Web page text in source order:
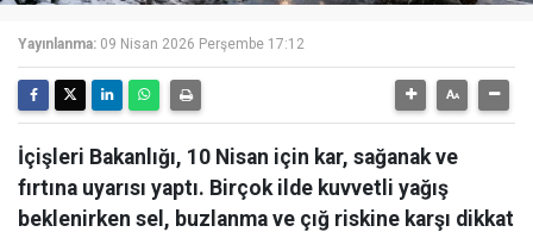
Yayınlanma: 09 Nisan 2026 Perşembe 17:12
İçişleri Bakanlığı, 10 Nisan için kar, sağanak ve
fırtına uyarısı yaptı. Birçok ilde kuvvetli yağış
beklenirken sel, buzlanma ve çığ riskine karşı dikkat